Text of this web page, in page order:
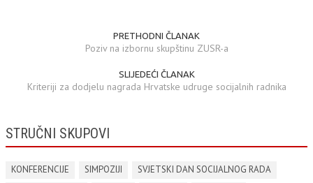
PRETHODNI ČLANAK
Poziv na izbornu skupštinu ZUSR-a
SLIJEDEĆI ČLANAK
Kriteriji za dodjelu nagrada Hrvatske udruge socijalnih radnika
STRUČNI SKUPOVI
KONFERENCIJE SIMPOZIJI
SVJETSKI DAN SOCIJALNOG RADA